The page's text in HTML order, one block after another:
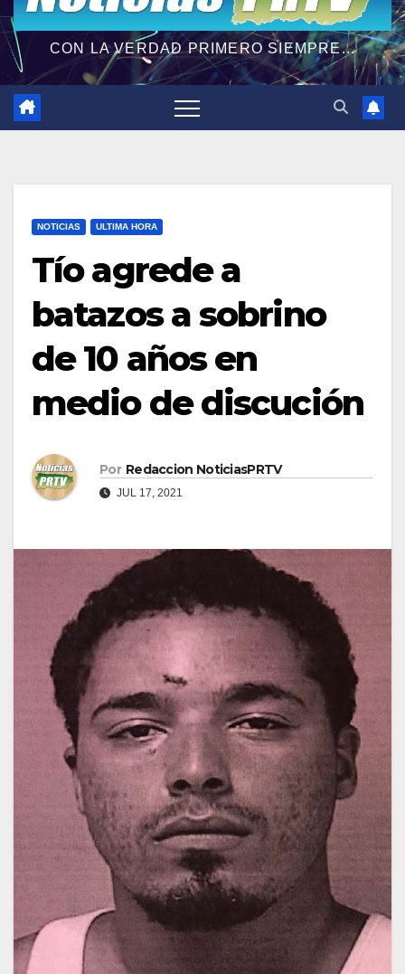
CON LA VERDAD PRIMERO SIEMPRE...
NOTICIAS ULTIMA HORA
Tío agrede a
batazos a sobrino
de 10 años en
medio de discución
Por Redaccion NoticiasPRTV
JUL 17, 2021